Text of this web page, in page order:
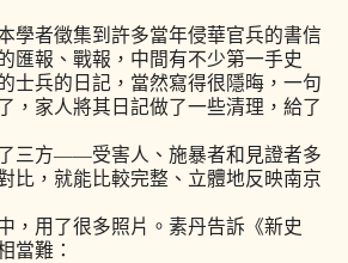
學者徵集到許多當年侵華官兵的書信
匯報、戰報，中間有不少第一手史
士兵的日記，當然寫得很隱晦，一句
，家人將其日記做了一些清理，給了
三方——受害人、施暴者和見證者多
比，就能比較完整、立體地反映南京
，用了很多照片。素丹告訴《新史
當難：